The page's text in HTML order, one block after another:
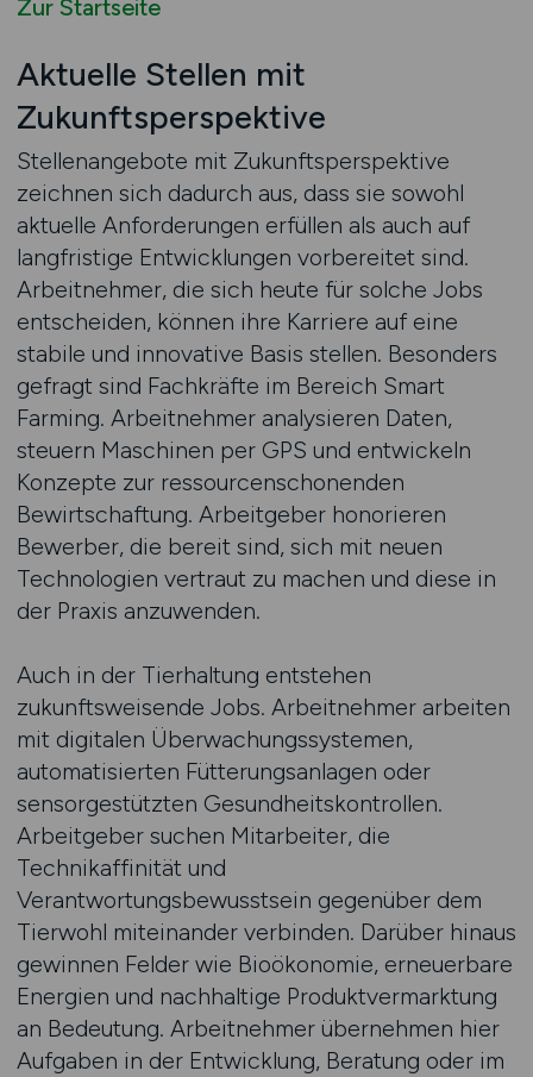
Zur Startseite
Aktuelle Stellen mit
Zukunftsperspektive
Stellenangebote mit Zukunftsperspektive
zeichnen sich dadurch aus, dass sie sowohl
aktuelle Anforderungen erfüllen als auch auf
langfristige Entwicklungen vorbereitet sind.
Arbeitnehmer, die sich heute für solche Jobs
entscheiden, können ihre Karriere auf eine
stabile und innovative Basis stellen. Besonders
gefragt sind Fachkräfte im Bereich Smart
Farming. Arbeitnehmer analysieren Daten,
steuern Maschinen per GPS und entwickeln
Konzepte zur ressourcenschonenden
Bewirtschaftung. Arbeitgeber honorieren
Bewerber, die bereit sind, sich mit neuen
Technologien vertraut zu machen und diese in
der Praxis anzuwenden.
Auch in der Tierhaltung entstehen
zukunftsweisende Jobs. Arbeitnehmer arbeiten
mit digitalen Überwachungssystemen,
automatisierten Fütterungsanlagen oder
sensorgestützten Gesundheitskontrollen.
Arbeitgeber suchen Mitarbeiter, die
Technikaffinität und
Verantwortungsbewusstsein gegenüber dem
Tierwohl miteinander verbinden. Darüber hinaus
gewinnen Felder wie Bioökonomie, erneuerbare
Energien und nachhaltige Produktvermarktung
an Bedeutung. Arbeitnehmer übernehmen hier
Aufgaben in der Entwicklung, Beratung oder im